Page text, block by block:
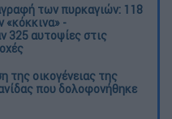
των πυρκαγιών: 118
«κόκκινα» -
325 αυτοψίες στις
της οικογένειας της
που δολοφονήθηκε